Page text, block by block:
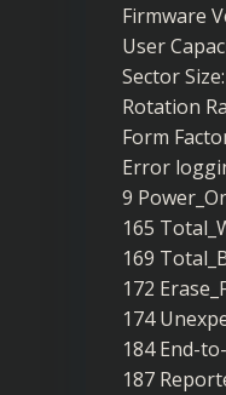
Firmware
User
Sector
Rotation
Form
Error
9
165
169
172
174
184 End-
187